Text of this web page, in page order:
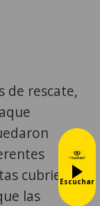
de rescate,
cubrieron
las
Escuchar